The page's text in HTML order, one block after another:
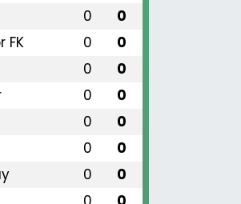
0 0
FK 0 0
0 0
0 0
0 0
0 0
0 0